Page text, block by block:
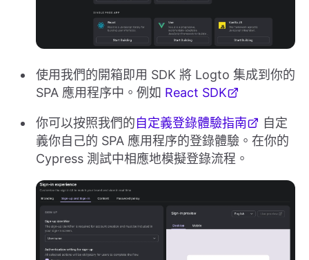
使用我們的開箱即用 SDK 將 Logto 集成到你的
SPA 應用程序中。例如 React SDK
你可以按照我們的自定義登錄體驗指南
自定
義你自己的 SPA 應用程序的登錄體驗。在你的
Cypress 測試中相應地模擬登錄流程。